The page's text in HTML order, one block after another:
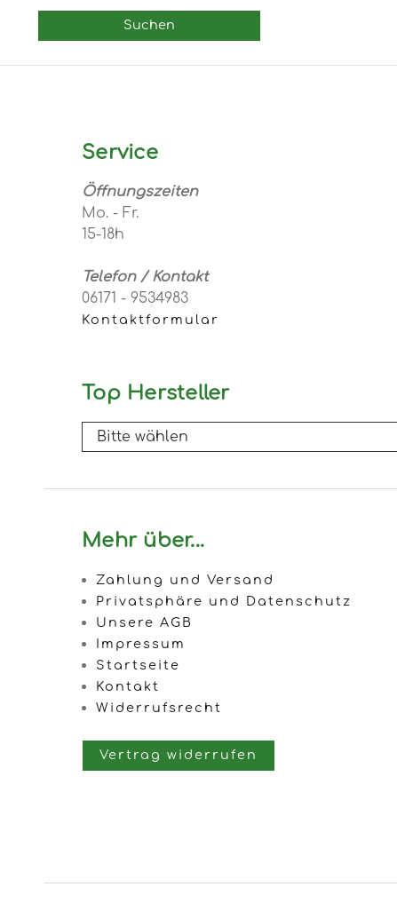
Suchen
Service
Öffnungszeiten
Mo. - Fr.
15-18h
Telefon / Kontakt
06171 - 9534983
Kontaktformular
Top Hersteller
Mehr über...
Zahlung und Versand
Privatsphäre und Datenschutz
Unsere AGB
Impressum
Startseite
Kontakt
Widerrufsrecht
Vertrag widerrufen